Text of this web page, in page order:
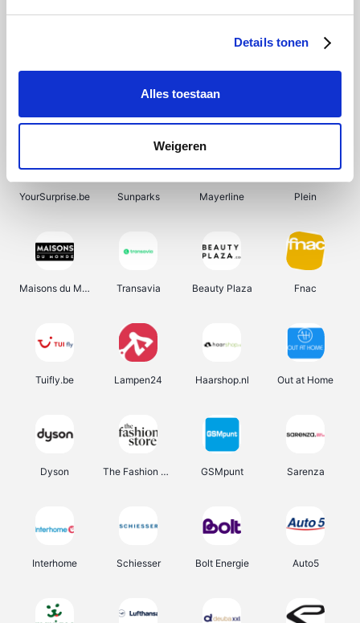
Details tonen
Alles toestaan
Weigeren
Shein Bergfreunde SupraBazar Smartwatchbanden
YourSurprise.be Sunparks Mayerline Plein
Maisons du Monde Transavia Beauty Plaza Fnac
Tuifly.be Lampen24 Haarshop.nl Out at Home
Dyson The Fashion Store GSMpunt Sarenza
Interhome Schiesser Bolt Energie Auto5